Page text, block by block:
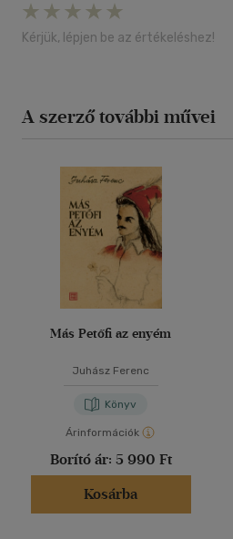
Kérjük, lépjen be az értékeléshez!
A szerző további művei
Más Petőfi az enyém
Juhász Ferenc
Könyv
Árinformációk
Borító ár: 5 990 Ft
Kosárba